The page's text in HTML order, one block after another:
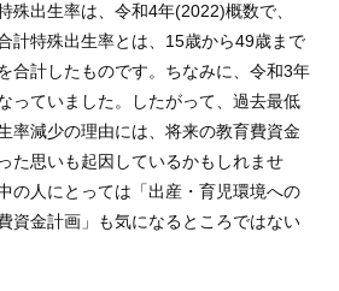
殊出生率は、令和4年(2022)概数で、
計特殊出生率とは、15歳から49歳まで
合計したものです。ちなみに、令和3年
っていました。したがって、過去最低
率減少の理由には、将来の教育費資金
た思いも起因しているかもしれませ
の人にとっては「出産・育児環境への
資金計画」も気になるところではない